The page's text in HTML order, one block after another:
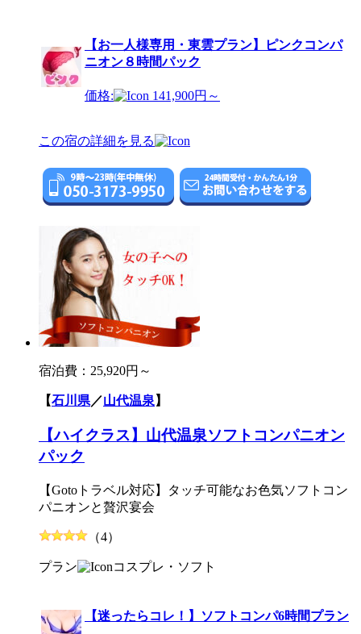
【お一人様専用・東雲プラン】ピンクコンパ
ニオン８時間パック
価格: 141,900円～
この宿の詳細を見る
宿泊費： 25,920円～
【石川県／山代温泉 】
【ハイクラス】山代温泉ソフトコンパニオン
パック
【Gotoトラベル対応】タッチ可能なお色気ソフトコン
パニオンと贅沢宴会
（4）
プラン コスプレ・ソフト
【迷ったらコレ！】ソフトコンパ6時間プラン